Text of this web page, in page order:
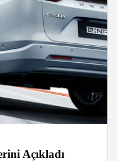
Açıkladı